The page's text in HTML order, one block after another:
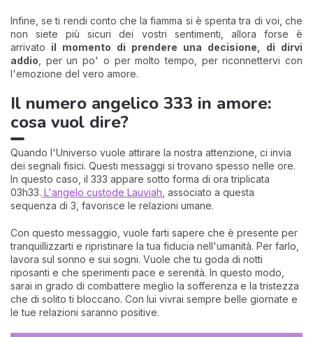
Infine, se ti rendi conto che la fiamma si è spenta tra di voi, che
non siete più sicuri dei vostri sentimenti, allora forse è
arrivato il momento di prendere una decisione, di dirvi
addio , per un po' o per molto tempo, per riconnettervi con
l'emozione del vero amore.
Il numero angelico 333 in amore:
cosa vuol dire?
Quando l'Universo vuole attirare la nostra attenzione, ci invia
dei segnali fisici. Questi messaggi si trovano spesso nelle ore.
In questo caso, il 333 appare sotto forma di ora triplicata
03h33. L'angelo custode Lauviah , associato a questa
sequenza di 3, favorisce le relazioni umane.
Con questo messaggio, vuole farti sapere che è presente per
tranquillizzarti e ripristinare la tua fiducia nell'umanità. Per farlo,
lavora sul sonno e sui sogni. Vuole che tu goda di notti
riposanti e che sperimenti pace e serenità. In questo modo,
sarai in grado di combattere meglio la sofferenza e la tristezza
che di solito ti bloccano. Con lui vivrai sempre belle giornate e
le tue relazioni saranno positive.